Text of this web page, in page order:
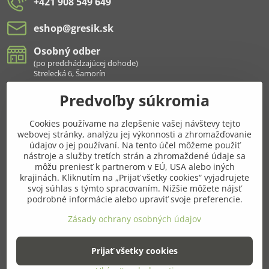
eshop​@gresik​.sk
Osobný odber
(po predchádzajúcej dohode)
Strelecká 6, Šamorín
Všetko k nákupu
Pridajte sa k nám aj na sieťach
Facebook Instagram
Najnavštevovanejšie kategórie
Ďalšie kategórie
©2026Copyright
Predvoľby súkromiaZásady ochrany osobných údajov
Predvoľby súkromia
Cookies používame na zlepšenie vašej návštevy tejto
webovej stránky, analýzu jej výkonnosti a zhromažďovanie
údajov o jej používaní. Na tento účel môžeme použiť
nástroje a služby tretích strán a zhromaždené údaje sa
môžu preniesť k partnerom v EÚ, USA alebo iných
krajinách. Kliknutím na „Prijať všetky cookies“ vyjadrujete
svoj súhlas s týmto spracovaním. Nižšie môžete nájsť
podrobné informácie alebo upraviť svoje preferencie.
Zásady ochrany osobných údajov
Prijať všetky cookies